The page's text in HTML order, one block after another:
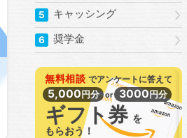
5 キャッシング
6 奨学金
無料相談 でアンケートに答えて
5,000円分 or 3000円分
ギフト券 を
もらおう！